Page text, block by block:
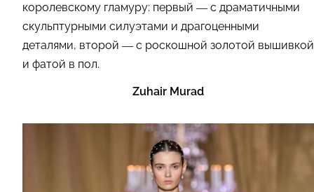
королевскому гламуру: первый — с драматичными
скульптурными силуэтами и драгоценными
деталями, второй — с роскошной золотой вышивкой
и фатой в пол.
Zuhair Murad